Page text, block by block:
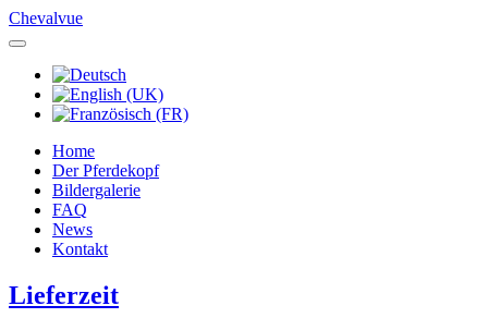
Chevalvue
Home
Der Pferdekopf
Bildergalerie
FAQ
News
Kontakt
Lieferzeit